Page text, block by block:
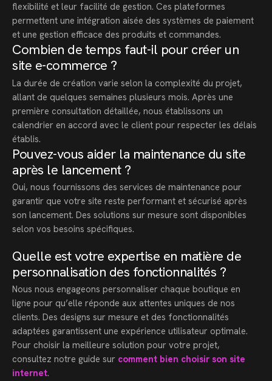
flexibilité et leur facilité de gestion. Ces plateformes
permettent une intégration aisée des systèmes de paiement
et une gestion efficace des produits et commandes.
Combien de temps faut-il pour créer un
site e-commerce ?
La durée de création varie selon la complexité du projet,
allant de quelques semaines plusieurs mois. Après une
première consultation détaillée, nous établissons un
calendrier en accord avec le client pour respecter les délais
établis.
Pouvez-vous aider la maintenance du site
après le lancement ?
Oui, nous fournissons des services de maintenance pour
garantir que votre site reste performant et sécurisé après
son lancement. Des solutions sur mesure sont disponibles
selon vos besoins spécifiques.
Quelle est votre expertise en matière de
personnalisation des fonctionnalités ?
Nous nous engageons personnaliser chaque boutique en
ligne pour qu’elle réponde aux attentes uniques de nos
clients. Des designs sur mesure et des fonctionnalités
adaptées garantissent une expérience utilisateur optimale.
Pour choisir la meilleure solution pour votre projet,
consultez notre guide sur comment bien choisir son site
internet.